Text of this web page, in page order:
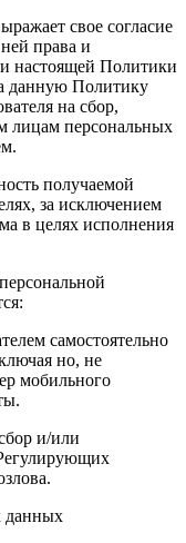
свое согласие
права и
настоящей Политики
данную Политику
на сбор,
лицам персональных
получаемой
за исключением
в целях исполнения
самостоятельно
но, не
мобильного
и/или
данных